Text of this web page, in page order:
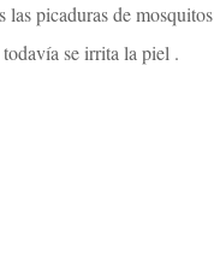
picaduras de mosquitos
se irrita la piel .